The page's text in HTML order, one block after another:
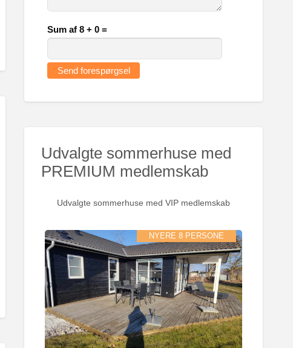
Sum af 8 + 0 =
Udvalgte sommerhuse med
PREMIUM medlemskab
Udvalgte sommerhuse med VIP medlemskab
NYERE 8 PERSONE